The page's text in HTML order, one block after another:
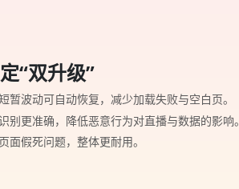
“双升级”
暂波动可自动恢复，减少加载失败与空白页。
别更准确，降低恶意行为对直播与数据的影响。
面假死问题，整体更耐用。